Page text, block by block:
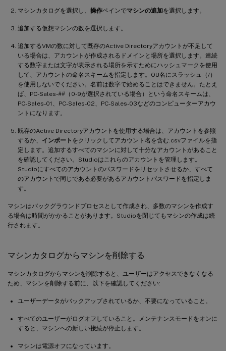
マシンカタログを選択し、 操作ペインでマシンの追加を選択します。
追加する仮想マシンの数を選択します。
追加するVMの数に対して既存のActive Directoryアカウントが不足して
いる場合は、アカウントが作成されるドメインと場所を選択します。連続
する数字または文字が表示される場所を示すためにハッシュマークを使用
して、アカウントの命名スキームを指定します。OU名にスラッシュ（/）
を使用しないでください。名前は数字で始めることはできません。たとえ
ば、PC-Sales-##（0-9が選択されている場合）という命名スキームは、
PC-Sales-01、PC-Sales-02、PC-Sales-03などのコンピューターアカウ
ントになります。
既存のActive Directoryアカウントを使用する場合は、アカウントを参照
するか、 インポート をクリックしてアカウント名を含む.csvファイルを指
定します。追加するすべてのマシンに対して十分なアカウントがあること
を確認してください。Studioはこれらのアカウントを管理します。
Studioにすべてのアカウントのパスワードをリセットさせるか、すべて
のアカウントで同じである必要があるアカウントパスワードを指定しま
す。
マシンはバックグラウンドプロセスとして作成され、多数のマシンを作成す
る場合は時間がかかることがあります。Studioを閉じてもマシンの作成は続
行されます。
マシンカタログからマシンを削除する
マシンカタログからマシンを削除すると、ユーザーはアクセスできなくなる
ため、マシンを削除する前に、以下を確認してください:
ユーザーデータがバックアップされているか、不要になっていること。
すべてのユーザーがログオフしていること。メンテナンスモードをオンに
すると、マシンへの新しい接続が停止します。
マシンは電源オフになっています。